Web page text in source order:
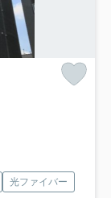
光ファイバー